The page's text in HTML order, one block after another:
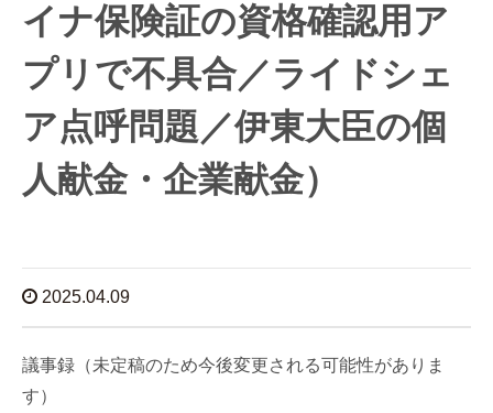
イナ保険証の資格確認用ア
プリで不具合／ライドシェ
ア点呼問題／伊東大臣の個
人献金・企業献金）
2025.04.09
議事録（未定稿のため今後変更される可能性がありま
す）